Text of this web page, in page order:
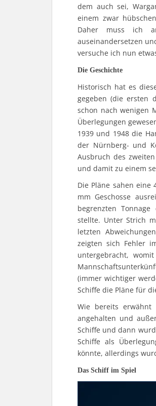
dem auch sei,
einem zwar
Daher muss ich
auseinandersetzen
versuche ich nun
Die Geschichte
Historisch hat es
gegeben (die ersten
schon nach wenigen
Überlegungen
1939 und 1948 die
der Nürnberg- und
Ausbruch des
und damit zu einem
Die Pläne sahen eine
mm Geschosse
begrenzten
stellte. Unter Strich
letzten
zeigten sich Fehler
untergebracht,
(immer wichtiger
Schiffe die Pläne für
Wie bereits
angehalten und
Schiffe und dann
Schiffe als
könnte, allerdings
Das Schiff im Spiel